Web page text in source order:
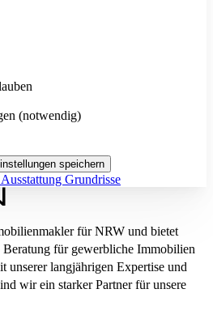
Ausstattung Grundrisse
(notwendig)
speichern
für NRW und bietet
für gewerbliche Immobilien
langjährigen Expertise und
wir ein starker Partner für unsere